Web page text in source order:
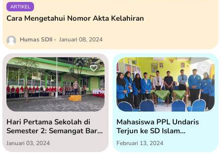
ARTIKEL
Cara Mengetahui Nomor Akta Kelahiran
Humas SDII Januari 08, 2024
Hari Pertama Sekolah di
Semester 2: Semangat Baru
di SD Islam Istiqomah
Januari 03, 2024
Mahasiswa PPL Undaris
Terjun ke SD Islam
Istiqomah untuk Praktik
Lapangan
Februari 13, 2024